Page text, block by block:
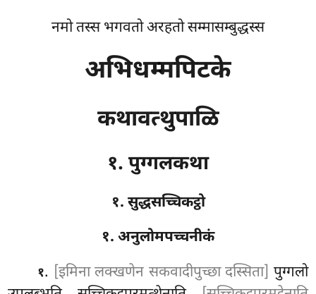
नमो तस्स भगवतो अरहतो सम्मासम्बुद्धस्स
अभिधम्मपिटके
कथावत्थुपाळि
१. पुग्गलकथा
१. सुद्धसच्चिकट्ठो
१. अनुलोमपच्चनीकं
१. [इमिना लक्खणेन सकवादीपुच्छा दस्सिता] पुग्गलो